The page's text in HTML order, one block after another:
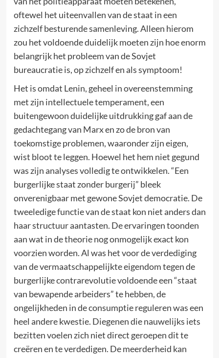
oftewel het uiteenvallen van de staat in een
zichzelf besturende samenleving. Alleen hierom
zou het voldoende duidelijk moeten zijn hoe enorm
belangrijk het probleem van de Sovjet
bureaucratie is, op zichzelf en als symptoom!
Het is omdat Lenin, geheel in overeenstemming
met zijn intellectuele temperament, een
buitengewoon duidelijke uitdrukking gaf aan de
gedachtegang van Marx en zo de bron van
toekomstige problemen, waaronder zijn eigen,
wist bloot te leggen. Hoewel het hem niet gegund
was zijn analyses volledig te ontwikkelen. “Een
burgerlijke staat zonder burgerij” bleek
onverenigbaar met gewone Sovjet democratie. De
tweeledige functie van de staat kon niet anders dan
haar structuur aantasten. De ervaringen toonden
aan wat in de theorie nog onmogelijk exact kon
voorzien worden. Al was het voor de verdediging
van de vermaatschappelijkte eigendom tegen de
burgerlijke contrarevolutie voldoende een “staat
van bewapende arbeiders” te hebben, de
ongelijkheden in de consumptie reguleren was een
heel andere kwestie. Diegenen die nauwelijks iets
bezitten voelen zich niet direct geroepen dit te
creëren en te verdedigen. De meerderheid kan